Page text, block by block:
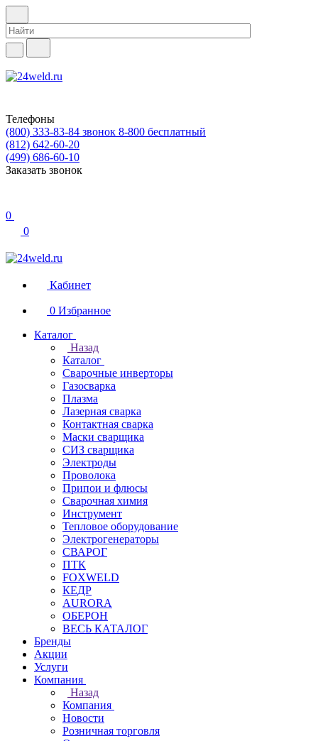
Телефоны
(800) 333-83-84 звонок 8-800 бесплатный
(812) 642-60-20
(499) 686-60-10
Заказать звонок
0
0
Кабинет
0 Избранное
Каталог
Назад
Каталог
Сварочные инверторы
Газосварка
Плазма
Лазерная сварка
Контактная сварка
Маски сварщика
СИЗ сварщика
Электроды
Проволока
Припои и флюсы
Сварочная химия
Инструмент
Тепловое оборудование
Электрогенераторы
СВАРОГ
ПТК
FOXWELD
КЕДР
AURORA
ОБЕРОН
ВЕСЬ КАТАЛОГ
Бренды
Акции
Услуги
Компания
Назад
Компания
Новости
Розничная торговля